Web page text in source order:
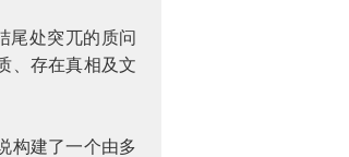
尾处突兀的质问
、存在真相及文
构建了一个由多